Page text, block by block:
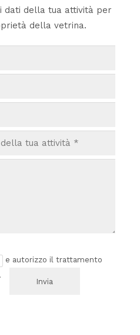
dati della tua attività per
della vetrina.
e autorizzo il trattamento